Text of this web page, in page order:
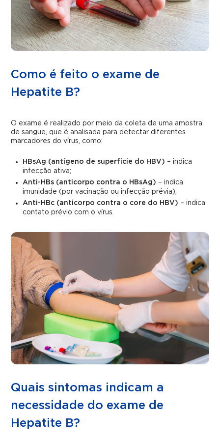
Como é feito o exame de
Hepatite B?
O exame é realizado por meio da coleta de uma amostra
de sangue, que é analisada para detectar diferentes
marcadores do vírus, como:
HBsAg (antígeno de superfície do HBV) – indica
infecção ativa;
Anti-HBs (anticorpo contra o HBsAg) – indica
imunidade (por vacinação ou infecção prévia);
Anti-HBc (anticorpo contra o core do HBV) – indica
contato prévio com o vírus.
Quais sintomas indicam a
necessidade do exame de
Hepatite B?